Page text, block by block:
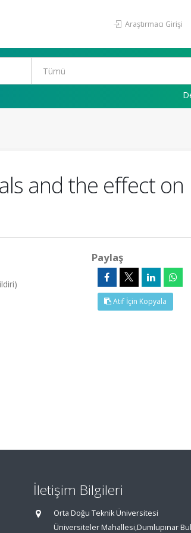
Araştırmacı Girişi
and the effect on
Paylaş
Atıf İçin Kopyala
İletişim Bilgileri
Orta Doğu Teknik Üniversitesi
Üniversiteler Mahallesi,Dumlupınar